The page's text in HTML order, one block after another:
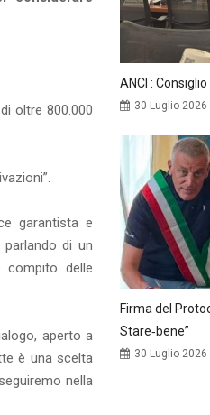
oltre 800.000
garantista e
di un
compito delle
aperto a
è una scelta
nella
ANCI :
30 Luglio 2026
Firma del
Stare‑bene”
30 Luglio 2026